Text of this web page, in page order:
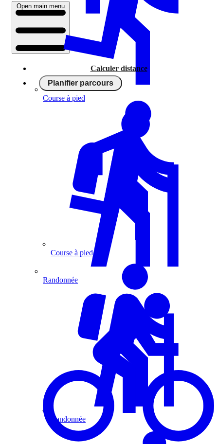
Open main menu
Calculer distance
Planifier parcours
Course à pied
Randonnée
Course à pied
Randonnée